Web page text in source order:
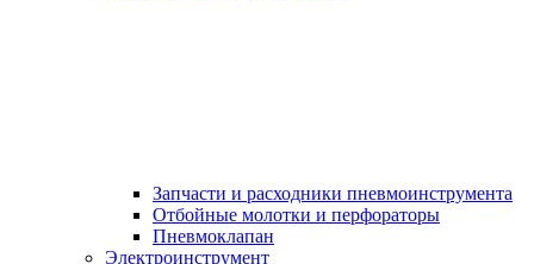
Запчасти и расходники пневмоинструмента
Отбойные молотки и перфораторы
Пневмоклапан
Электроинструмент